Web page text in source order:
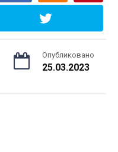
Опубликовано
25.03.2023